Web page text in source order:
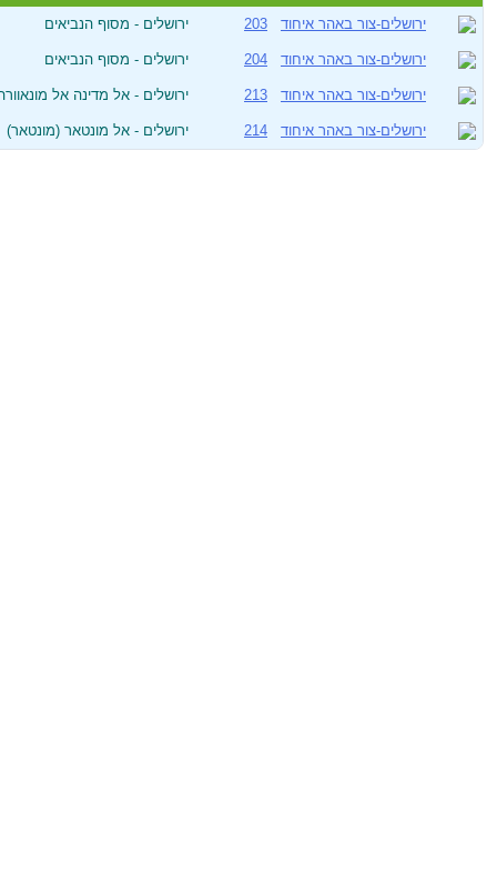
ירושלים-צור באהר איחוד 203 ירושלים - מסוף הנביאים
ירושלים-צור באהר איחוד 204 ירושלים - מסוף הנביאים
ירושלים-צור באהר איחוד 213 ירושלים - אל מדינה אל
ירושלים-צור באהר איחוד 214 ירושלים - אל מונטאר (מונטאר)